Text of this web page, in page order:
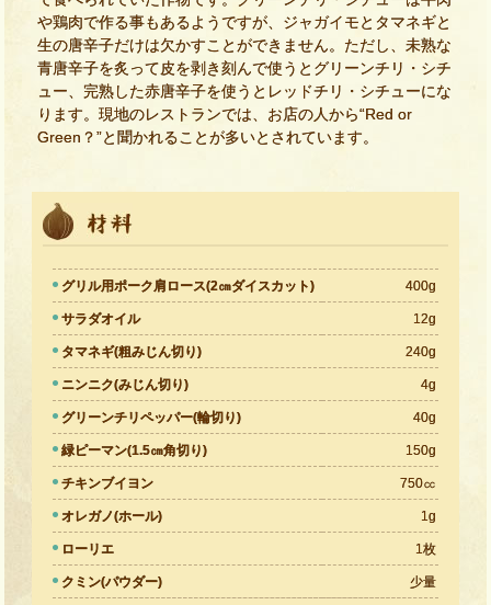
や鶏肉で作る事もあるようですが、ジャガイモとタマネギと
生の唐辛子だけは欠かすことができません。ただし、未熟な
青唐辛子を炙って皮を剥き刻んで使うとグリーンチリ・シチ
ュー、完熟した赤唐辛子を使うとレッドチリ・シチューにな
ります。現地のレストランでは、お店の人から“Red or
Green？”と聞かれることが多いとされています。
グリル用ポーク肩ロース(2㎝ダイスカット) 400g
サラダオイル 12g
タマネギ(粗みじん切り) 240g
ニンニク(みじん切り) 4g
グリーンチリペッパー(輪切り) 40g
緑ピーマン(1.5㎝角切り) 150g
チキンブイヨン 750㏄
オレガノ(ホール) 1g
ローリエ 1枚
クミン(パウダー) 少量